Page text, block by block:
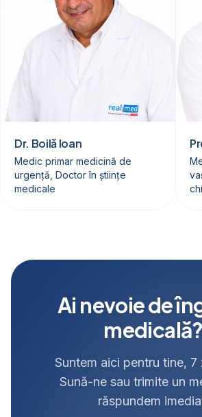
Dr. Boilă Ioan
Medic primar medicină de
urgență, Doctor în științe
medicale
Ai nevoie de
medicală?
Suntem aici pentru tine, 7
Sună-ne sau trimite un
răspundem